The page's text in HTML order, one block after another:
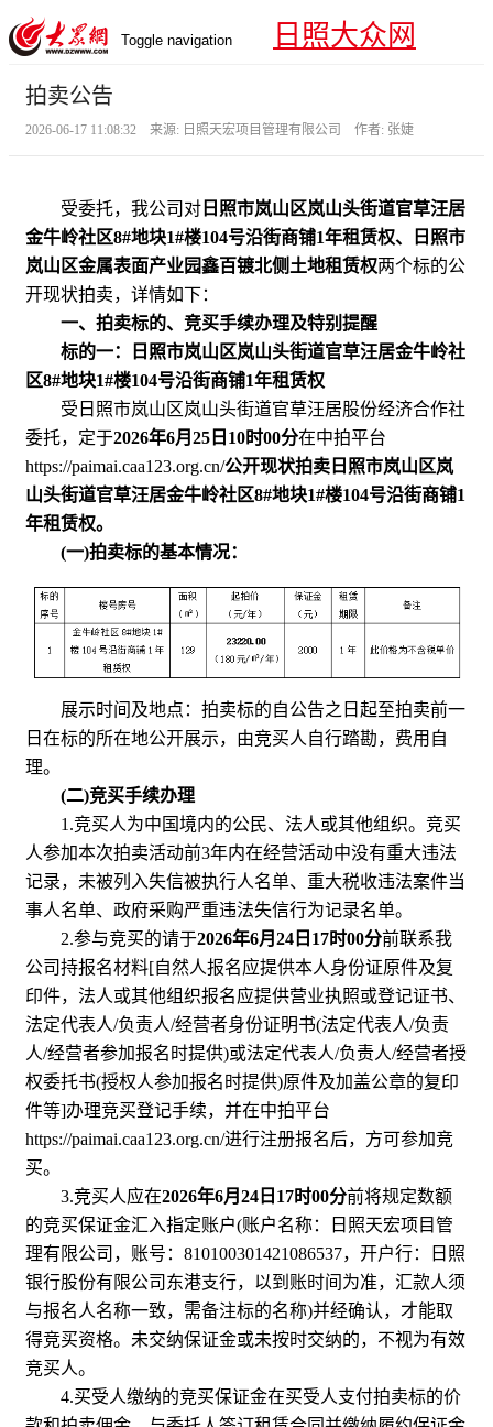
Toggle navigation 日照大众网
拍卖公告
2026-06-17 11:08:32 来源: 日照天宏项目管理有限公司 作者: 张婕
受委托，我公司对 日照市岚山区岚山头街道官草汪居
金牛岭社区8#地块1#楼104号沿街商铺1年租赁权、日照市
岚山区金属表面产业园鑫百镀北侧土地租赁权两个标的公
开现状拍卖，详情如下：
一、拍卖标的、竞买手续办理及特别提醒
标的一：日照市岚山区岚山头街道官草汪居金牛岭社
区8#地块1#楼104号沿街商铺1年租赁权
受日照市岚山区岚山头街道官草汪居股份经济合作社
委托，定于2026年6月25日10时00分在中拍平台
https://paimai.caa123.org.cn/公开现状拍卖日照市岚山区岚
山头街道官草汪居金牛岭社区8#地块1#楼104号沿街商铺1
年租赁权。
(一)拍卖标的基本情况：
展示时间及地点：拍卖标的自公告之日起至拍卖前一
日在标的所在地公开展示，由竞买人自行踏勘，费用自
理。
(二)竞买手续办理
1.竞买人为中国境内的公民、法人或其他组织。竞买
人参加本次拍卖活动前3年内在经营活动中没有重大违法
记录，未被列入失信被执行人名单、重大税收违法案件当
事人名单、政府采购严重违法失信行为记录名单。
2.参与竞买的请于2026年6月24日17时00分前联系我
公司持报名材料[自然人报名应提供本人身份证原件及复
印件，法人或其他组织报名应提供营业执照或登记证书、
法定代表人/负责人/经营者身份证明书(法定代表人/负责
人/经营者参加报名时提供)或法定代表人/负责人/经营者授
权委托书(授权人参加报名时提供)原件及加盖公章的复印
件等]办理竞买登记手续，并在中拍平台
https://paimai.caa123.org.cn/进行注册报名后，方可参加竞
买。
3.竞买人应在2026年6月24日17时00分前将规定数额
的竞买保证金汇入指定账户(账户名称：日照天宏项目管
理有限公司，账号：810100301421086537，开户行：日照
银行股份有限公司东港支行，以到账时间为准，汇款人须
与报名人名称一致，需备注标的名称)并经确认，才能取
得竞买资格。未交纳保证金或未按时交纳的，不视为有效
竞买人。
4.买受人缴纳的竞买保证金在买受人支付拍卖标的价